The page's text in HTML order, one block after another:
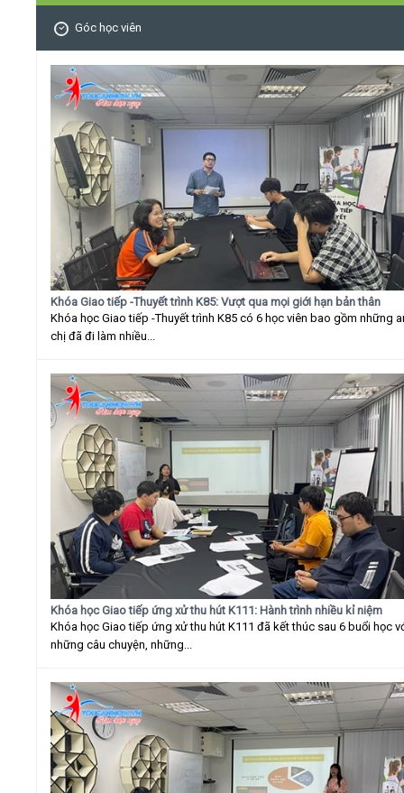
Góc học viên
Khóa Giao tiếp -Thuyết trình K85: Vượt qua mọi giới hạn bản thân
Khóa học Giao tiếp -Thuyết trình K85 có 6 học viên bao gồm những
chị đã đi làm nhiều...
Khóa học Giao tiếp ứng xử thu hút K111: Hành trình nhiều kỉ niệm
Khóa học Giao tiếp ứng xử thu hút K111 đã kết thúc sau 6 buổi học
những câu chuyện, những...